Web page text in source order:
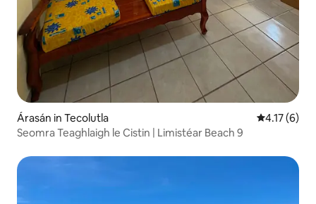
Árasán in Tecolutla Meánrátáil
4.17 (6)
Seomra Teaghlaigh le Cistin | Limistéar Beach 9